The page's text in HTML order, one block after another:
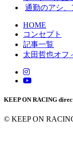
通勤のアシ、
HOME
コンセプト
記事一覧
太田哲也オフ
KEEP ON RACING
© KEEP ON